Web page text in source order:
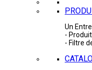
Un
-
- Filtre